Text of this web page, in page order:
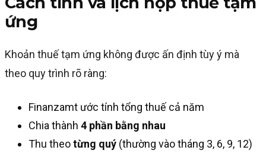
ứng
Khoản thuế tạm ứng không được ấn định tùy ý mà
theo quy trình rõ ràng:
Finanzamt ước tính tổng thuế cả năm
Chia thành 4 phần bằng nhau
Thu theotừng quý (thường vào tháng 3, 6, 9, 12)